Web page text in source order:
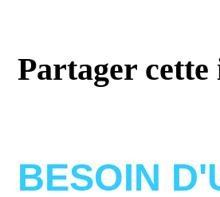
Partager cette
BESOIN